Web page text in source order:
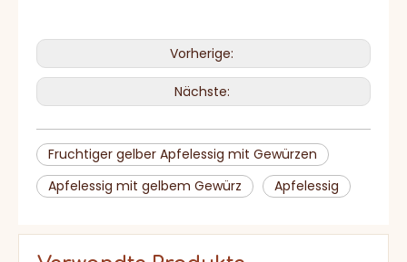
Vorherige:
Nächste:
Fruchtiger gelber Apfelessig mit Gewürzen
Apfelessig mit gelbem Gewürz
Apfelessig